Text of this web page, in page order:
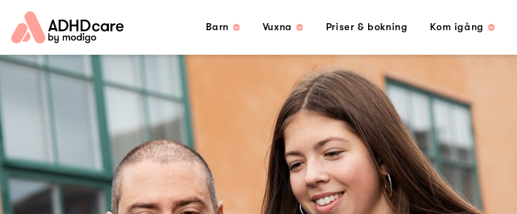
Barn Vuxna Priser & bokning Kom igång